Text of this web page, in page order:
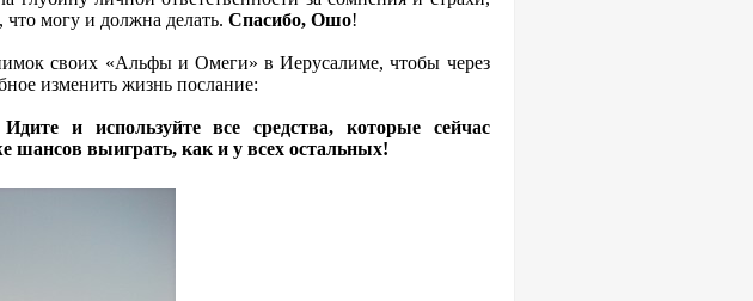
могу и должна делать. Спасибо, Ошо!
своих «Альфы и Омеги» в Иерусалиме, чтобы через
изменить жизнь послание:
и используйте все средства, которые сейчас
шансов выиграть, как и у всех остальных!